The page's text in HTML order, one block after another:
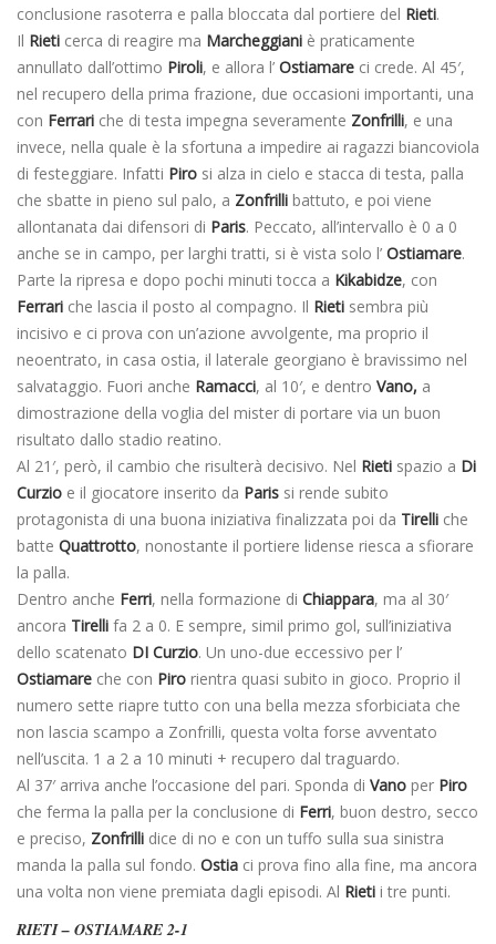
conclusione rasoterra e palla bloccata dal portiere del Rieti.
Il Rieti cerca di reagire ma Marcheggiani è praticamente
annullato dall’ottimo Piroli, e allora l’ Ostiamare ci crede. Al 45′,
nel recupero della prima frazione, due occasioni importanti, una
con Ferrari che di testa impegna severamente Zonfrilli, e una
invece, nella quale è la sfortuna a impedire ai ragazzi biancoviola
di festeggiare. Infatti Piro si alza in cielo e stacca di testa, palla
che sbatte in pieno sul palo, a Zonfrilli battuto, e poi viene
allontanata dai difensori di Paris. Peccato, all’intervallo è 0 a 0
anche se in campo, per larghi tratti, si è vista solo l’ Ostiamare.
Parte la ripresa e dopo pochi minuti tocca a Kikabidze, con
Ferrari che lascia il posto al compagno. Il Rieti sembra più
incisivo e ci prova con un’azione avvolgente, ma proprio il
neoentrato, in casa ostia, il laterale georgiano è bravissimo nel
salvataggio. Fuori anche Ramacci, al 10′, e dentro Vano, a
dimostrazione della voglia del mister di portare via un buon
risultato dallo stadio reatino.
Al 21′, però, il cambio che risulterà decisivo. Nel Rieti spazio a Di
Curzio e il giocatore inserito da Paris si rende subito
protagonista di una buona iniziativa finalizzata poi da Tirelli che
batte Quattrotto, nonostante il portiere lidense riesca a sfiorare
la palla.
Dentro anche Ferri, nella formazione di Chiappara, ma al 30′
ancora Tirelli fa 2 a 0. E sempre, simil primo gol, sull’iniziativa
dello scatenato DI Curzio. Un uno-due eccessivo per l’
Ostiamare che con Piro rientra quasi subito in gioco. Proprio il
numero sette riapre tutto con una bella mezza sforbiciata che
non lascia scampo a Zonfrilli, questa volta forse avventato
nell’uscita. 1 a 2 a 10 minuti + recupero dal traguardo.
Al 37′ arriva anche l’occasione del pari. Sponda di Vano per Piro
che ferma la palla per la conclusione di Ferri, buon destro, secco
e preciso, Zonfrilli dice di no e con un tuffo sulla sua sinistra
manda la palla sul fondo. Ostia ci prova fino alla fine, ma ancora
una volta non viene premiata dagli episodi. Al Rieti i tre punti.
RIETI – OSTIAMARE 2-1